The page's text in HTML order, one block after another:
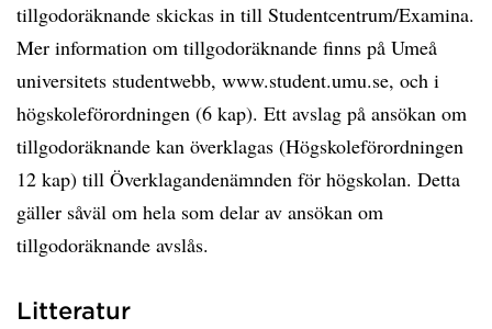
tillgodoräknande skickas in till Studentcentrum/Examina.
Mer information om tillgodoräknande finns på Umeå
universitets studentwebb, www.student.umu.se, och i
högskoleförordningen (6 kap). Ett avslag på ansökan om
tillgodoräknande kan överklagas (Högskoleförordningen
12 kap) till Överklagandenämnden för högskolan. Detta
gäller såväl om hela som delar av ansökan om
tillgodoräknande avslås.
Litteratur